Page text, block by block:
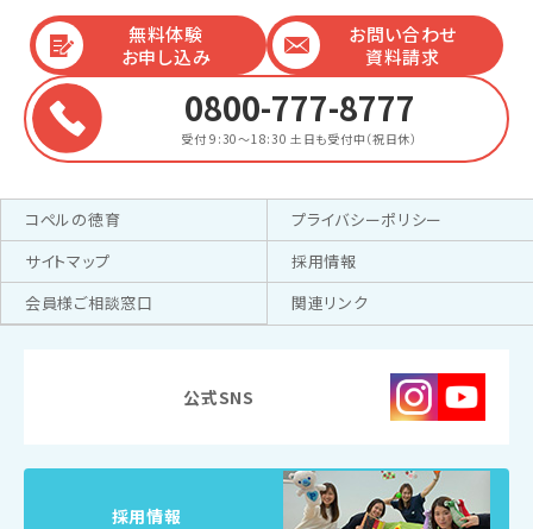
無料体験
お申し込み
お問い合わせ
資料請求
0800-777-8777
受付 9:30～18:30 土日も受付中（祝日休）
コペルの徳育
プライバシーポリシー
サイトマップ
採用情報
会員様ご相談窓口
関連リンク
公式SNS
採用情報